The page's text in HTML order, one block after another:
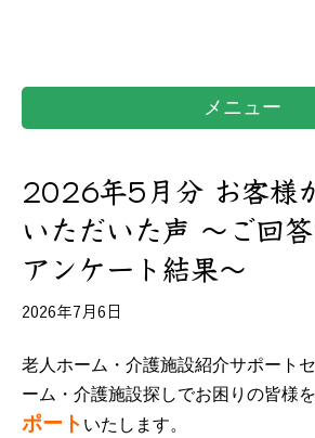
メニュー
2026年5月分 お客様
いただいた声 ～ご回
アンケート結果～
2026年7月6日
老人ホーム・介護施設紹介サポート
ーム・介護施設探しでお困りの皆様を
ポートいたします。